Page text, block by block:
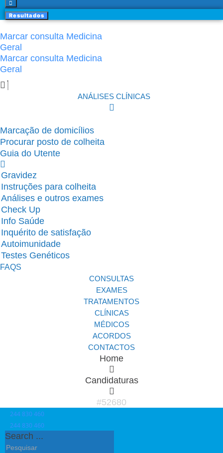
Resultados
Marcar consulta Medicina
Geral
Marcar consulta Medicina
Geral
ANÁLISES CLÍNICAS
Marcação de domicílios
Procurar posto de colheita
Guia do Utente
Gravidez
Instruções para colheita
Análises e outros exames
Check Up
Info Saúde
Inquérito de satisfação
Autoimunidade
Testes Genéticos
FAQS
CONSULTAS
EXAMES
TRATAMENTOS
CLÍNICAS
MÉDICOS
ACORDOS
CONTACTOS
Home
Candidaturas
#52680
244 830 460​
244 830 460​
Search ...